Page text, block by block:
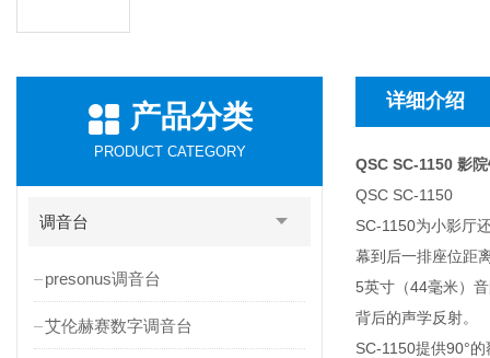
产品分类
PRODUCT CATEGORY
调音台
presonus调音台
艾伦赫赛数字调音台
详细介绍
QSC SC-1150 影
QSC SC-1150
SC-1150为小影厅
幕到后一排座位距
5英寸（44毫米）
背后的声学反射。
SC-1150提供90°